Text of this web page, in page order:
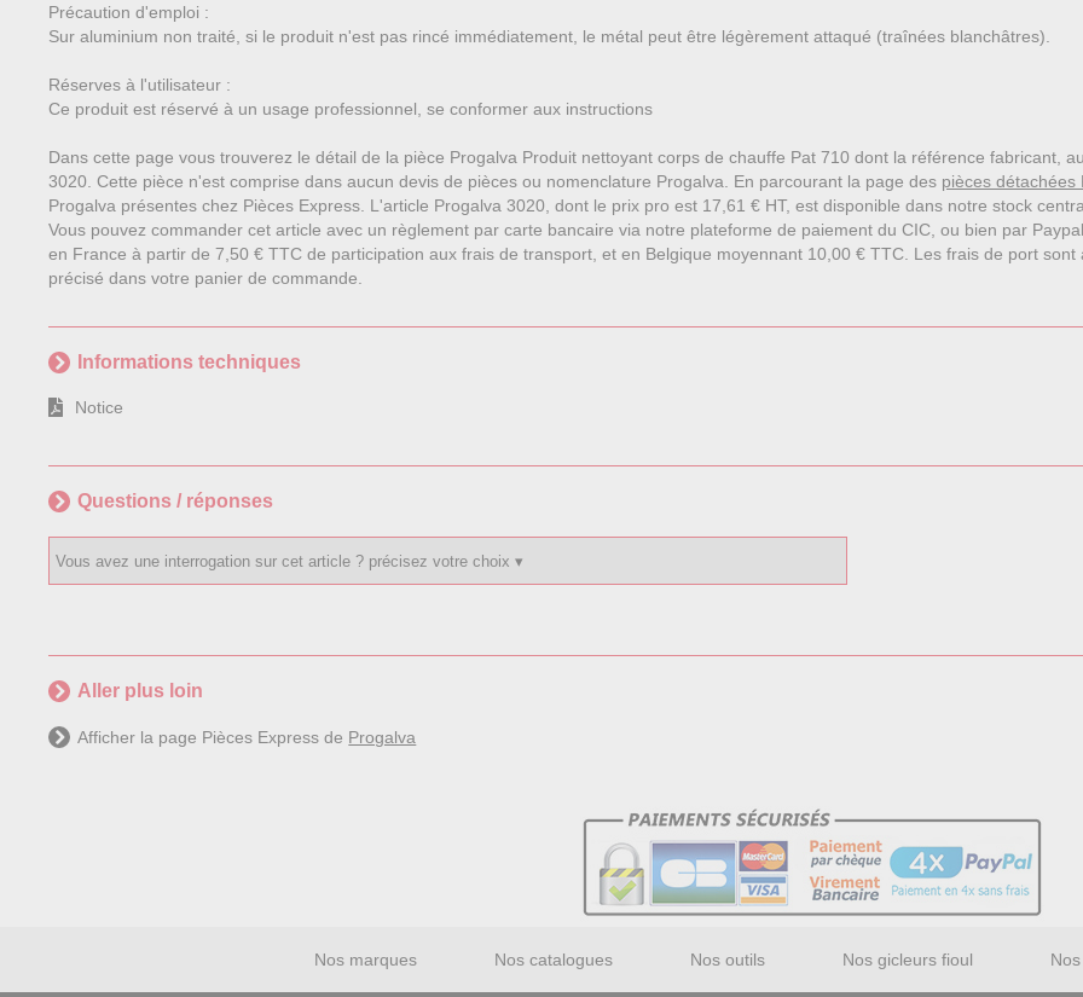
Précaution d'emploi :
Sur aluminium non traité, si le produit n'est pas rincé immédiatement, le métal peut être légèrement attaqué (traînées blanchâtres).
Réserves à l'utilisateur :
Ce produit est réservé à un usage professionnel, se conformer aux instructions
Dans cette page vous trouverez le détail de la pièce Progalva Produit nettoyant corps de chauffe Pat 710 dont la référence fabricant,
3020. Cette pièce n'est comprise dans aucun devis de pièces ou nomenclature Progalva. En parcourant la page des pièces détachées
Progalva présentes chez Pièces Express. L'article Progalva 3020, dont le prix pro est 17,61 € HT, est disponible dans notre stock
Vous pouvez commander cet article avec un règlement par carte bancaire via notre plateforme de paiement du CIC, ou bien par
en France à partir de 7,50 € TTC de participation aux frais de transport, et en Belgique moyennant 10,00 € TTC. Les frais de port
précisé dans votre panier de commande.
Informations techniques
Notice
Questions / réponses
Aller plus loin
Afficher la page Pièces Express de Progalva
Nos marques Nos catalogues Nos outils Nos gicleurs fioul